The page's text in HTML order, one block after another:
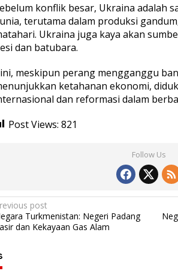
konflik besar, Ukraina adalah
terutama dalam produksi
Ukraina juga kaya akan
dan batubara.
meskipun perang mengganggu
ketahanan ekonomi,
dan reformasi dalam
Post Views: 821
Follow Us
post
Turkmenistan: Negeri Padang
dan Kekayaan Gas Alam